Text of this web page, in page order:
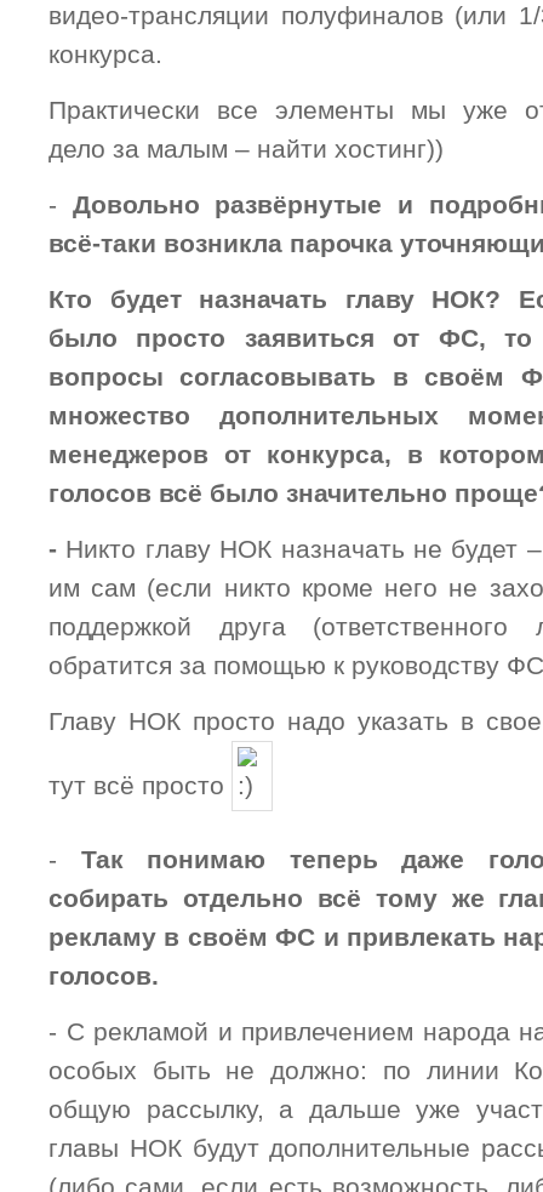
видео-трансляции полуфиналов (или
конкурса.
Практически все элементы мы уже
дело за малым – найти хостинг))
- Довольно развёрнутые и
всё-таки возникла парочка
Кто будет назначать главу НОК?
было просто заявиться от ФС,
вопросы согласовывать в своём
множество дополнительных
менеджеров от конкурса, в
голосов всё было значительно
- Никто главу НОК назначать не будет
им сам (если никто кроме него не
поддержкой друга
обратится за помощью к руководству
Главу НОК просто надо указать в
тут всё просто
- Так понимаю теперь даже
собирать отдельно всё тому же
рекламу в своём ФС и привлекать
голосов.
- С рекламой и привлечением народа
особых быть не должно: по линии
общую рассылку, а дальше уже
главы НОК будут дополнительные